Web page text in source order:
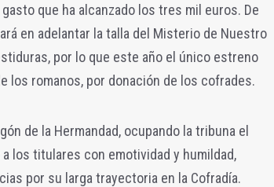
que ha alcanzado los tres mil euros. De
en adelantar la talla del Misterio de Nuestro
por lo que este año el único estreno
los romanos, por donación de los cofrades.
de la Hermandad, ocupando la tribuna el
los titulares con emotividad y humildad,
por su larga trayectoria en la Cofradía.